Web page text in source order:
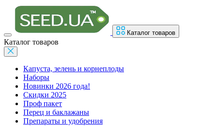
Каталог товаров
Каталог товаров
Капуста, зелень и корнеплоды
Наборы
Новинки 2026 года!
Скидки 2025
Проф пакет
Перец и баклажаны
Препараты и удобрения